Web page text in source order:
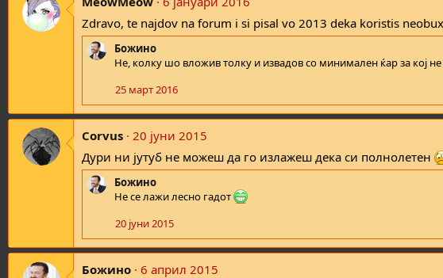
Zdravo, te najdov na forum i si pisal vo 2013 deka koristis
Божино
Не, колку шо вложив толку и извадов со минимален ќар за кој
25 март 2016
Corvus
20 јуни 2015
Дури ни jyтуб не можеш да го излажеш дека си полнолетен
Божино
Не се лажи лесно гадот
20 јуни 2015
Божино 6 април 2015